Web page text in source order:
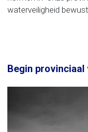
waterveiligheid
Begin